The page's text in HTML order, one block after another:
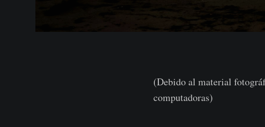
(Debido al material
computadoras)